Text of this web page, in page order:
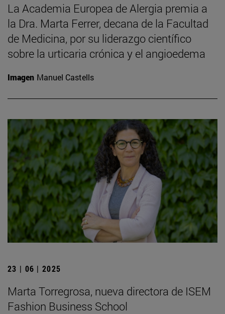
La Academia Europea de Alergia premia a
la Dra. Marta Ferrer, decana de la Facultad
de Medicina, por su liderazgo científico
sobre la urticaria crónica y el angioedema
Imagen Manuel Castells
23 | 06 | 2025
Marta Torregrosa, nueva directora de ISEM
Fashion Business School